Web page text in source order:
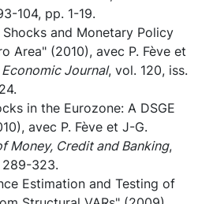
104, pp. 1-19.
and Monetary Policy
Area" (2010), avec P. Fève et
Economic Journal, vol. 120, iss.
in the Eurozone: A DSGE
avec P. Fève et J-G.
Money, Credit and Banking,
323.
Estimation and Testing of